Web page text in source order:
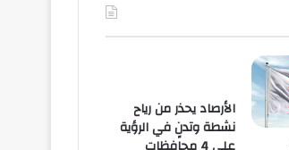
الأرصاد يحذر من رياح
نشطة وتدنٍ في الرؤية